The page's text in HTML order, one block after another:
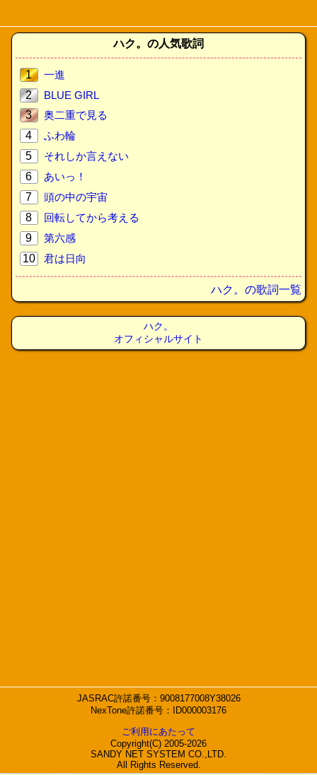
ハク。の人気歌詞
1
一進
2
BLUE GIRL
3
奥二重で見る
4
ふわ輪
5
それしか言えない
6
あいっ！
7
頭の中の宇宙
8
回転してから考える
9
第六感
10
君は日向
ハク。の歌詞一覧
ハク。
オフィシャルサイト
JASRAC許諾番号：9008177008Y38026
NexTone許諾番号：ID000003176
ご利用にあたって
Copyright(C) 2005-2026
SANDY NET SYSTEM CO.,LTD.
All Rights Reserved.